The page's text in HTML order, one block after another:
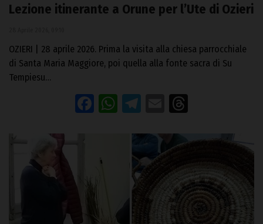
Lezione itinerante a Orune per l’Ute di Ozieri
OZIERI | 28 aprile 2026. Prima la visita alla chiesa parrocchiale
di Santa Maria Maggiore, poi quella alla fonte sacra di Su
Tempiesu…
Facebook
WhatsApp
Telegram
Email